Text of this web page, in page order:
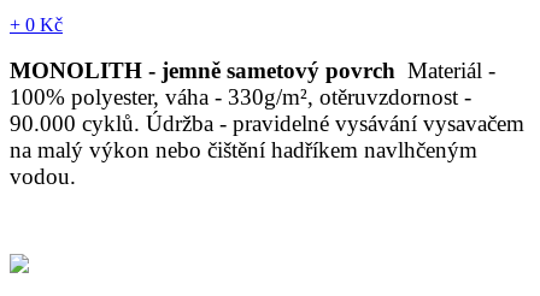
+ 0 Kč
MONOLITH - jemně sametový povrch Materiál -
100% polyester, váha - 330g/m², otěruvzdornost -
90.000 cyklů. Údržba - pravidelné vysávání vysavačem
na malý výkon nebo čištění hadříkem navlhčeným
vodou.